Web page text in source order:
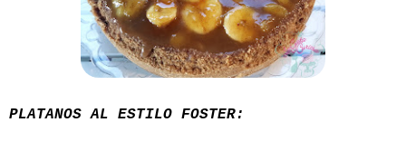
PLATANOS AL ESTILO FOSTER: